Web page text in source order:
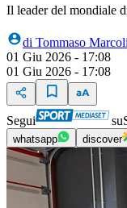
Il leader del mondiale
di Tommaso Marcoli
01 Giu 2026 - 17:08
01 Giu 2026 - 17:08
Segui su
whatsapp discover